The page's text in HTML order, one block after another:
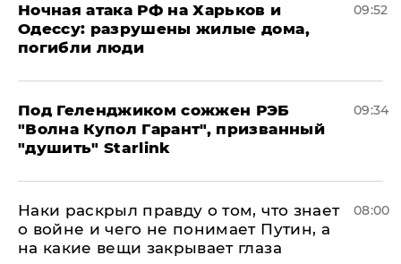
​Ночная атака РФ на Харьков и
Одессу: разрушены жилые дома,
погибли люди
09:52
Под Геленджиком сожжен РЭБ
"Волна Купол Гарант", призванный
"душить" Starlink
09:34
Наки раскрыл правду о том, что знает
о войне и чего не понимает Путин, а
на какие вещи закрывает глаза
08:00